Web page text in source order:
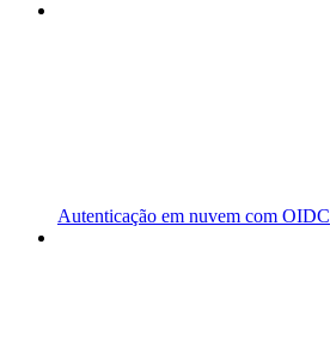
Autenticação em nuvem com OIDC